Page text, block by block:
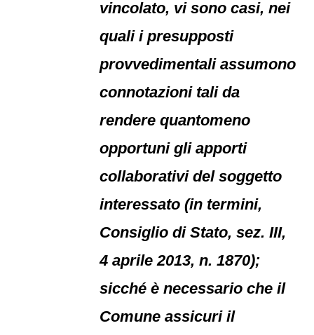
vincolato, vi sono casi, nei
quali i presupposti
provvedimentali assumono
connotazioni tali da
rendere quantomeno
opportuni gli apporti
collaborativi del soggetto
interessato (in termini,
Consiglio di Stato, sez. III,
4 aprile 2013, n. 1870);
sicché è necessario che il
Comune assicuri il